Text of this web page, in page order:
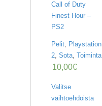
Call of Duty
Finest Hour –
PS2
Pelit, Playstation
2, Sota, Toiminta
10,00€
Valitse
vaihtoehdoista